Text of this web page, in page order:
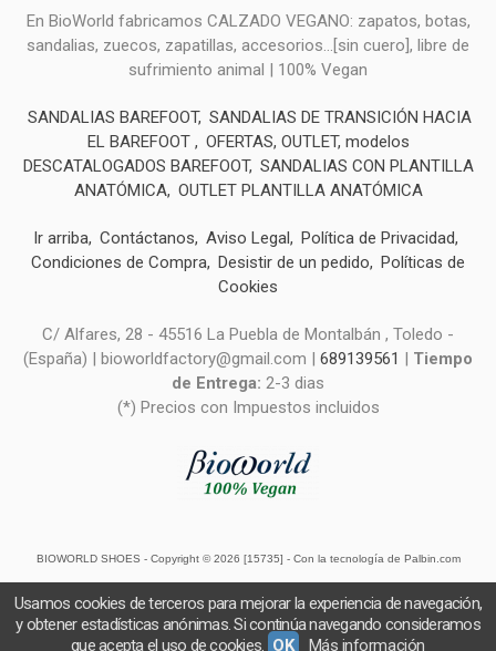
En BioWorld fabricamos CALZADO VEGANO: zapatos, botas,
sandalias, zuecos, zapatillas, accesorios...[sin cuero], libre de
sufrimiento animal | 100% Vegan
SANDALIAS BAREFOOT SANDALIAS DE TRANSICIÓN HACIA
EL BAREFOOT
OFERTAS, OUTLET, modelos
DESCATALOGADOS BAREFOOT SANDALIAS CON PLANTILLA
ANATÓMICA OUTLET PLANTILLA ANATÓMICA
Ir arriba Contáctanos Aviso Legal
Política de Privacidad
Condiciones de Compra Desistir de un pedido
Políticas de
Cookies
C/ Alfares, 28 - 45516 La Puebla de Montalbán , Toledo -
(España) | bioworldfactory@gmail.com | 689139561 | Tiempo
de Entrega: 2-3 dias
(*) Precios con Impuestos incluidos
BIOWORLD SHOES - Copyright © 2026 [15735] - Con la tecnología de Palbin.com
Usamos cookies de terceros para mejorar la experiencia de navegación,
y obtener estadísticas anónimas. Si continúa navegando consideramos
que acepta el uso de cookies. OK Más información